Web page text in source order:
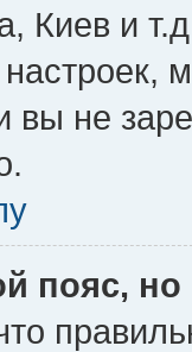
Киев и
вы не
пояс,